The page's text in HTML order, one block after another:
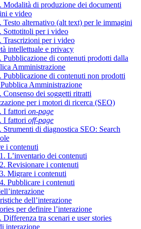
Modalità di produzione dei documenti
e video
Testo alternativo (alt text) per le immagini
Sottotitoli per i video
Trascrizioni per i video
intellettuale e privacy
Pubblicazione di contenuti prodotti dalla
Amministrazione
Pubblicazione di contenuti non prodotti
Amministrazione
Consenso dei soggetti ritratti
per i motori di ricerca (SEO)
I fattori on-page
I fattori off-page
Strumenti di diagnostica SEO: Search
i contenuti
L’inventario dei contenuti
Revisionare i contenuti
Migrare i contenuti
Pubblicare i contenuti
dell’interazione
per definire l’interazione
Differenza tra scenari e user stories
interazione